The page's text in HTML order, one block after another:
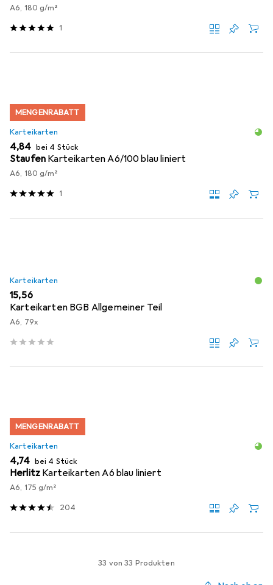
A6, 180 g/m²
1
MENGENRABATT
Karteikarten
EUR
4,84 bei 4 Stück
Staufen Karteikarten A6/100 blau liniert
A6, 180 g/m²
1
Karteikarten
EUR
15,56
Karteikarten BGB Allgemeiner Teil
A6, 79x
MENGENRABATT
Karteikarten
EUR
4,74 bei 4 Stück
Herlitz Karteikarten A6 blau liniert
A6, 175 g/m²
204
33 von 33 Produkten